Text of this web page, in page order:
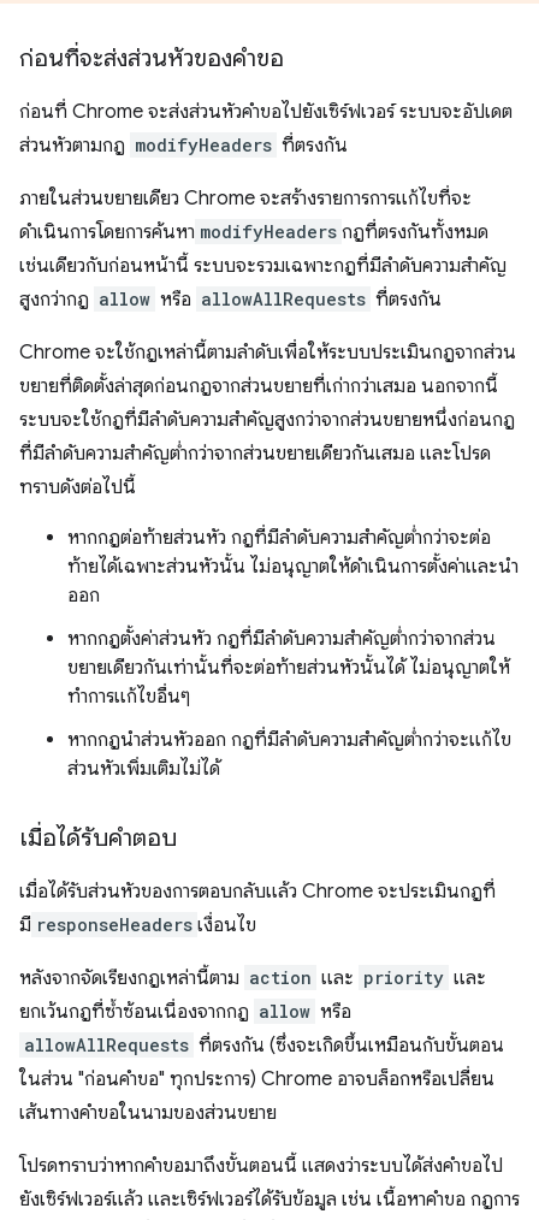
ก่อนที่จะส่งส่วนหัวของคำขอ
ก่อนที่ Chrome จะส่งส่วนหัวคำขอไปยังเซิร์ฟเวอร์ ระบบจะอัปเดต
ส่วนหัวตามกฎ modifyHeaders ที่ตรงกัน
ภายในส่วนขยายเดียว Chrome จะสร้างรายการการแก้ไขที่จะ
ดำเนินการโดยการค้นหา modifyHeaders กฎที่ตรงกันทั้งหมด
เช่นเดียวกับก่อนหน้านี้ ระบบจะรวมเฉพาะกฎที่มีลำดับความสำคัญ
สูงกว่ากฎ allow หรือ allowAllRequests ที่ตรงกัน
Chrome จะใช้กฎเหล่านี้ตามลำดับเพื่อให้ระบบประเมินกฎจากส่วน
ขยายที่ติดตั้งล่าสุดก่อนกฎจากส่วนขยายที่เก่ากว่าเสมอ นอกจากนี้
ระบบจะใช้กฎที่มีลำดับความสำคัญสูงกว่าจากส่วนขยายหนึ่งก่อนกฎ
ที่มีลำดับความสำคัญต่ำกว่าจากส่วนขยายเดียวกันเสมอ และโปรด
ทราบดังต่อไปนี้
หากกฎต่อท้ายส่วนหัว กฎที่มีลำดับความสำคัญต่ำกว่าจะต่อ
ท้ายได้เฉพาะส่วนหัวนั้น ไม่อนุญาตให้ดำเนินการตั้งค่าและนำ
ออก
หากกฎตั้งค่าส่วนหัว กฎที่มีลำดับความสำคัญต่ำกว่าจากส่วน
ขยายเดียวกันเท่านั้นที่จะต่อท้ายส่วนหัวนั้นได้ ไม่อนุญาตให้
ทำการแก้ไขอื่นๆ
หากกฎนำส่วนหัวออก กฎที่มีลำดับความสำคัญต่ำกว่าจะแก้ไข
ส่วนหัวเพิ่มเติมไม่ได้
เมื่อได้รับคำตอบ
เมื่อได้รับส่วนหัวของการตอบกลับแล้ว Chrome จะประเมินกฎที่
มี responseHeaders เงื่อนไข
หลังจากจัดเรียงกฎเหล่านี้ตาม action และ priority และ
ยกเว้นกฎที่ซ้ำซ้อนเนื่องจากกฎ allow หรือ
allowAllRequests ที่ตรงกัน (ซึ่งจะเกิดขึ้นเหมือนกับขั้นตอน
ในส่วน "ก่อนคำขอ" ทุกประการ) Chrome อาจบล็อกหรือเปลี่ยน
เส้นทางคำขอในนามของส่วนขยาย
โปรดทราบว่าหากคำขอมาถึงขั้นตอนนี้ แสดงว่าระบบได้ส่งคำขอไป
ยังเซิร์ฟเวอร์แล้ว และเซิร์ฟเวอร์ได้รับข้อมูล เช่น เนื้อหาคำขอ กฎการ